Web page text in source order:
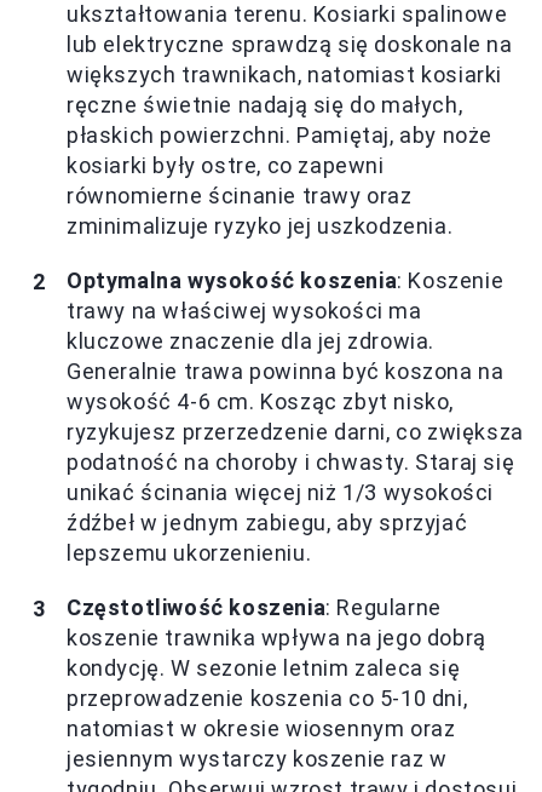
ukształtowania terenu. Kosiarki spalinowe
lub elektryczne sprawdzą się doskonale na
większych trawnikach, natomiast kosiarki
ręczne świetnie nadają się do małych,
płaskich powierzchni. Pamiętaj, aby noże
kosiarki były ostre, co zapewni
równomierne ścinanie trawy oraz
zminimalizuje ryzyko jej uszkodzenia.
Optymalna wysokość koszenia: Koszenie
trawy na właściwej wysokości ma
kluczowe znaczenie dla jej zdrowia.
Generalnie trawa powinna być koszona na
wysokość 4-6 cm. Kosząc zbyt nisko,
ryzykujesz przerzedzenie darni, co zwiększa
podatność na choroby i chwasty. Staraj się
unikać ścinania więcej niż 1/3 wysokości
źdźbeł w jednym zabiegu, aby sprzyjać
lepszemu ukorzenieniu.
Częstotliwość koszenia: Regularne
koszenie trawnika wpływa na jego dobrą
kondycję. W sezonie letnim zaleca się
przeprowadzenie koszenia co 5-10 dni,
natomiast w okresie wiosennym oraz
jesiennym wystarczy koszenie raz w